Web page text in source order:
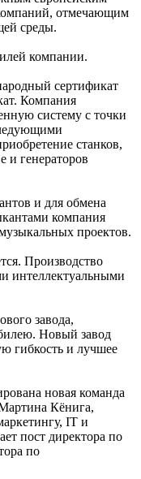
отмечающим
среды.
компании.
сертификат
Компания
систему с точки
станков,
и генераторов
и для обмена
компания
проектов.
Производство
интеллектуальными
завода,
Новый завод
гибкость и лучшее
новая команда
Кёнига,
IT и
пост директора по
по